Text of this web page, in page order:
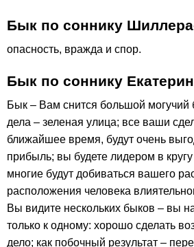
Бык по соннику
опасность, вражда и спор.
Бык по соннику
Бык – Вам снится большой могучий
дела – зеленая улица; все ваши
ближайшее время, будут очень
прибыль; вы будете лидером в
многие будут добиваться вашего
расположения человека
Вы видите нескольких быков – вы
только к одному: хорошо сделать
дело; как побочный результат –